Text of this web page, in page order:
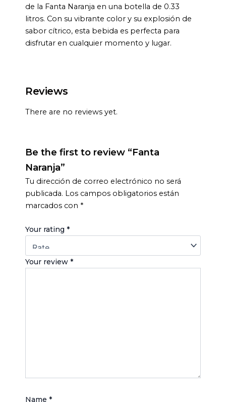
de la Fanta Naranja en una botella de 0.33
litros. Con su vibrante color y su explosión de
sabor cítrico, esta bebida es perfecta para
disfrutar en cualquier momento y lugar.
Reviews
There are no reviews yet.
Be the first to review “Fanta
Naranja”
Tu dirección de correo electrónico no será
publicada. Los campos obligatorios están
marcados con *
Your rating *
Your review *
Name *